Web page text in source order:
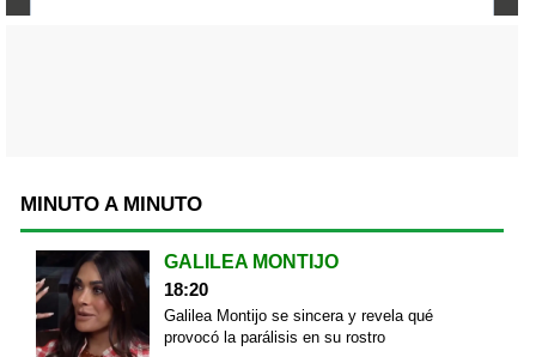
MINUTO A MINUTO
GALILEA MONTIJO
18:20
Galilea Montijo se sincera y revela qué
provocó la parálisis en su rostro